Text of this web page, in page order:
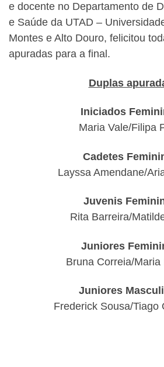
e docente no Departamento de
e Saúde da UTAD –
Montes e Alto Douro, felicitou
apuradas para a final.
Duplas
Iniciados
Maria Vale/Filipa
Cadetes
Layssa Amendane/
Juvenis
Rita Barreira/
Juniores
Bruna Correia/Maria
Juniores
Frederick Sousa/Tiago